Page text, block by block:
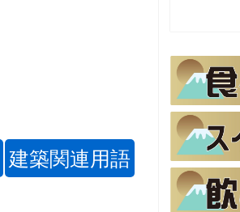
建築関連用語